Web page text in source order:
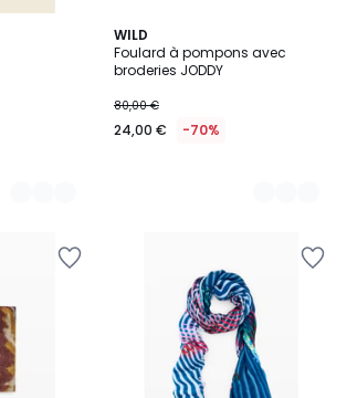
WILD
Foulard à pompons avec
broderies JODDY
80,00 €
24,00 € -70%
4
Couleurs